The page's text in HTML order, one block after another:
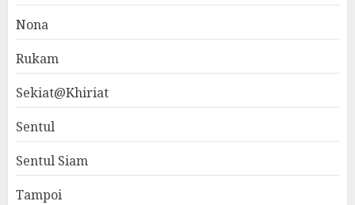
Nona
Rukam
Sekiat@Khiriat
Sentul
Sentul Siam
Tampoi